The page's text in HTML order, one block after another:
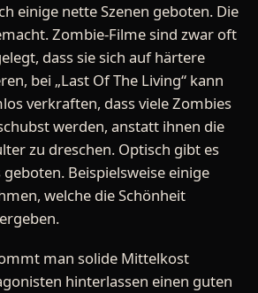
einige nette Szenen geboten. Die
Zombie-Filme sind zwar oft
dass sie sich auf härtere
bei „Last Of The Living“ kann
verkraften, dass viele Zombies
werden, anstatt ihnen die
zu dreschen. Optisch gibt es
Beispielsweise einige
welche die Schönheit
man solide Mittelkost
hinterlassen einen guten